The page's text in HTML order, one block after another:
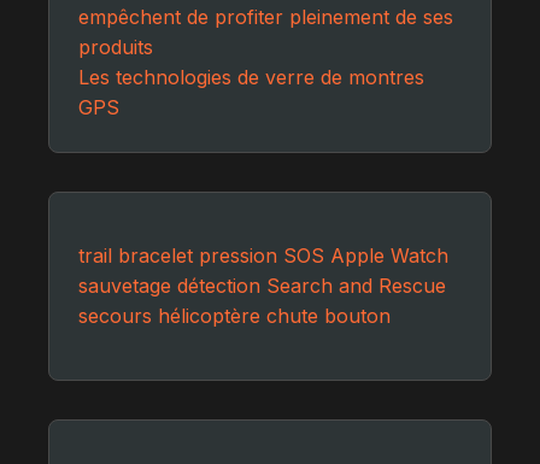
empêchent de profiter pleinement de ses
produits
Les technologies de verre de montres
GPS
trail bracelet pression SOS Apple Watch
sauvetage détection Search and Rescue
secours hélicoptère chute bouton